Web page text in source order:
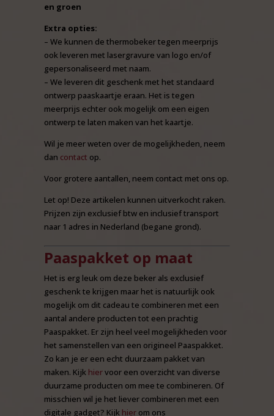
en groen
Extra opties:
– We kunnen de thermobeker tegen meerprijs
ook leveren met lasergravure van logo en/of
gepersonaliseerd met naam.
– We leveren dit geschenk met het standaard
ontwerp paaskaartje eraan. Het is tegen
meerprijs echter ook mogelijk om een eigen
ontwerp te laten maken van het kaartje.
Wil je meer weten over de mogelijkheden, neem
dan contact op.
Voor grotere aantallen, neem contact met ons op.
Let op! Deze artikelen kunnen uitverkocht raken.
Prijzen zijn exclusief btw en inclusief transport
naar 1 adres in Nederland (begane grond).
Paaspakket op maat
Het is erg leuk om deze beker als exclusief
geschenk te krijgen maar het is natuurlijk ook
mogelijk om dit cadeau te combineren met een
aantal andere producten tot een prachtig
Paaspakket. Er zijn heel veel mogelijkheden voor
het samenstellen van een origineel Paaspakket.
Zo kan je er een echt duurzaam pakket van
maken. Kijk hiervoor een overzicht van diverse
duurzame producten om mee te combineren. Of
misschien wil je het liever combineren met een
digitale gadget? Kijk hier om ons